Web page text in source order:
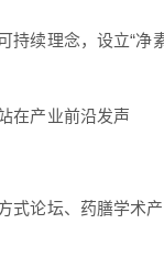
持续理念，设立“净
在产业前沿发声
式论坛、药膳学术